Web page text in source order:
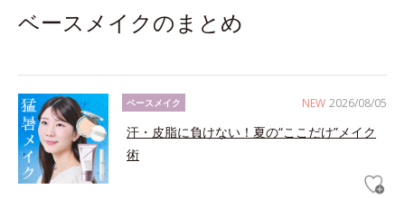
ベースメイクのまとめ
NEW 2026/08/05
ベースメイク
汗・皮脂に負けない！夏の“ここだけ”メイク
術